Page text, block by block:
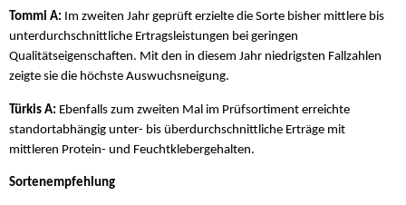
Tommi A: Im zweiten Jahr geprüft erzielte die Sorte bisher mittlere bis
unterdurchschnittliche Ertragsleistungen bei geringen
Qualitätseigenschaften. Mit den in diesem Jahr niedrigsten Fallzahlen
zeigte sie die höchste Auswuchsneigung.
Türkis A: Ebenfalls zum zweiten Mal im Prüfsortiment erreichte
standortabhängig unter- bis überdurchschnittliche Erträge mit
mittleren Protein- und Feuchtklebergehalten.
Sortenempfehlung